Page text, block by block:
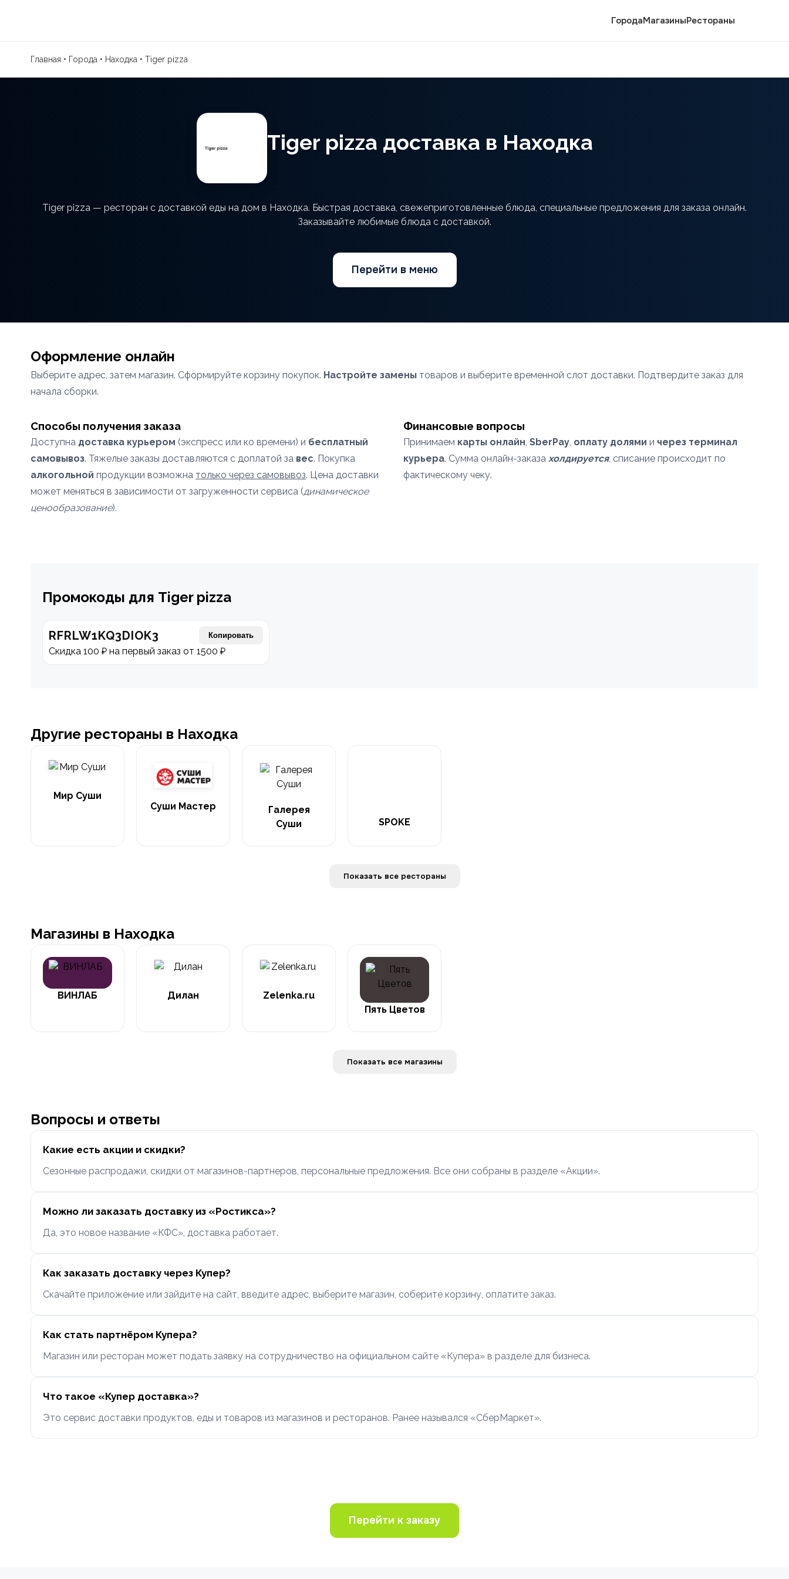
ГородаМагазиныРестораны
Главная • Города • Находка • Tiger pizza
Tiger pizza доставка в Находка
Tiger pizza — ресторан с доставкой еды на дом в Находка. Быстрая доставка, свежеприготовленные блюда, специальные предложения для заказа онлайн.
Заказывайте любимые блюда с доставкой.
Перейти в меню
Оформление онлайн
Выберите адрес, затем магазин. Сформируйте корзину покупок. Настройте замены товаров и выберите временной слот доставки. Подтвердите заказ для
начала сборки.
Способы получения заказа
Доступна доставка курьером (экспресс или ко времени) и бесплатный
самовывоз. Тяжелые заказы доставляются с доплатой за вес. Покупка
алкогольной продукции возможна только через самовывоз. Цена доставки
может меняться в зависимости от загруженности сервиса (динамическое
ценообразование).
Финансовые вопросы
Принимаем карты онлайн, SberPay, оплату долями и через терминал
курьера. Сумма онлайн-заказа холдируется, списание происходит по
фактическому чеку.
Промокоды для Tiger pizza
RFRLW1KQ3DIOK3 Копировать
Скидка 100 ₽ на первый заказ от 1500 ₽
Другие рестораны в Находка
Мир Суши
Суши Мастер
Галерея
Суши
SPOKE
Показать все рестораны
Магазины в Находка
ВИНЛАБ Дилан
Zelenka.ru
Пять Цветов
Показать все магазины
Вопросы и ответы
Какие есть акции и скидки?
Сезонные распродажи, скидки от магазинов-партнеров, персональные предложения. Все они собраны в разделе «Акции».
Можно ли заказать доставку из «Ростикса»?
Да, это новое название «КФС», доставка работает.
Как заказать доставку через Купер?
Скачайте приложение или зайдите на сайт, введите адрес, выберите магазин, соберите корзину, оплатите заказ.
Как стать партнёром Купера?
Магазин или ресторан может подать заявку на сотрудничество на официальном сайте «Купера» в разделе для бизнеса.
Что такое «Купер доставка»?
Это сервис доставки продуктов, еды и товаров из магазинов и ресторанов. Ранее назывался «СберМаркет».
Перейти к заказу